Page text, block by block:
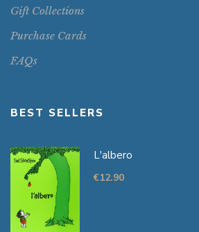
Gift Collections
Purchase Cards
FAQs
BEST SELLERS
L'albero
€12.90